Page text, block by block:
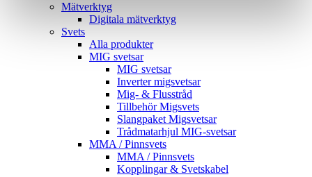
Mätverktyg
Digitala mätverktyg
Svets
Alla produkter
MIG svetsar
MIG svetsar
Inverter migsvetsar
Mig- & Flusstråd
Tillbehör Migsvets
Slangpaket Migsvetsar
Trådmatarhjul MIG-svetsar
MMA / Pinnsvets
MMA / Pinnsvets
Kopplingar & Svetskabel